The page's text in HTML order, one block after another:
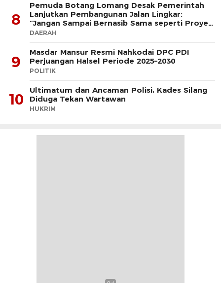
8
Pemuda Botang Lomang Desak Pemerintah
Lanjutkan Pembangunan Jalan Lingkar:
“Jangan Sampai Bernasib Sama seperti Proyek
PLTD
DAERAH
9
Masdar Mansur Resmi Nahkodai DPC PDI
Perjuangan Halsel Periode 2025–2030
POLITIK
10
Ultimatum dan Ancaman Polisi, Kades Silang
Diduga Tekan Wartawan
HUKRIM